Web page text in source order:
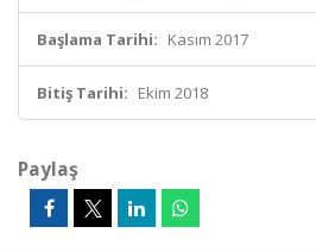
Başlama Tarihi: Kasım 2017
Bitiş Tarihi: Ekim 2018
Paylaş